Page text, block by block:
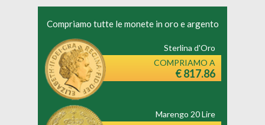
Compriamo tutte le monete in oro e argento
Sterlina d'Oro
COMPRIAMO A
€ 817.86
Marengo 20 Lire